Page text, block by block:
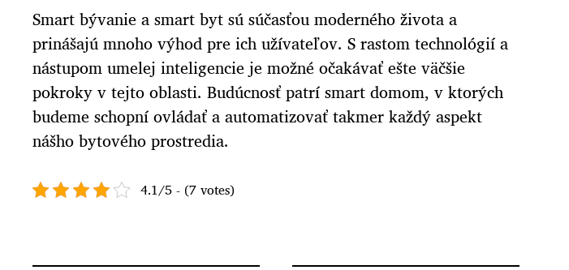
Smart bývanie a smart byt sú súčasťou moderného života a
prinášajú mnoho výhod pre ich užívateľov. S rastom technológií a
nástupom umelej inteligencie je možné očakávať ešte väčšie
pokroky v tejto oblasti. Budúcnosť patrí smart domom, v ktorých
budeme schopní ovládať a automatizovať takmer každý aspekt
nášho bytového prostredia.
4.1/5 - (7 votes)